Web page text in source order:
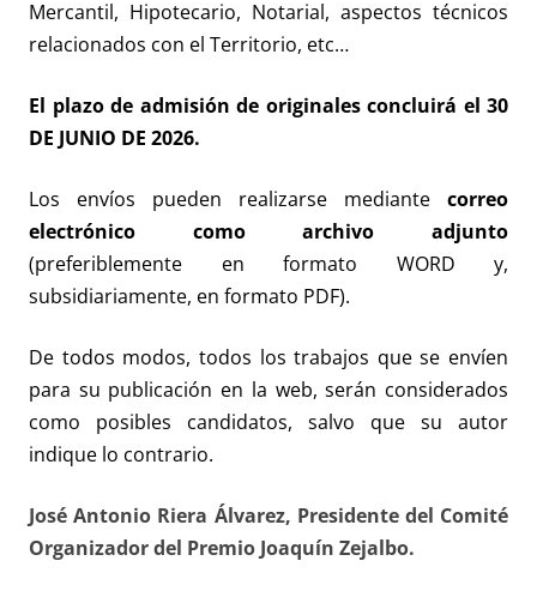
Mercantil, Hipotecario, Notarial, aspectos técnicos
relacionados con el Territorio, etc…
El plazo de admisión de originales concluirá el 30
DE JUNIO DE 2026.
Los envíos pueden realizarse mediante correo
electrónico como archivo adjunto
(preferiblemente en formato WORD y,
subsidiariamente, en formato PDF).
De todos modos, todos los trabajos que se envíen
para su publicación en la web, serán considerados
como posibles candidatos, salvo que su autor
indique lo contrario.
José Antonio Riera Álvarez, Presidente del Comité
Organizador del Premio Joaquín Zejalbo.